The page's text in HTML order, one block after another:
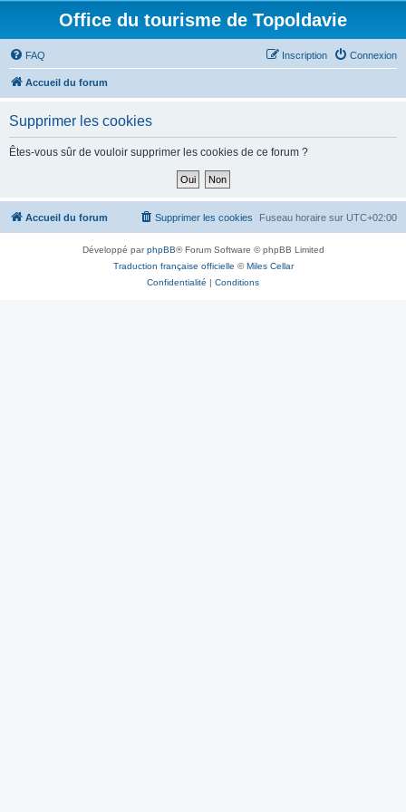
Office du tourisme de Topoldavie
FAQ Connexion
Inscription
Accueil du forum
Supprimer les cookies
Êtes-vous sûr de vouloir supprimer les cookies de ce forum ?
Accueil du forum Fuseau horaire sur UTC+02:00
Supprimer les cookies
Développé parphpBB® Forum Software © phpBB Limited
Traduction française officielle ©Miles Cellar
Confidentialité | Conditions